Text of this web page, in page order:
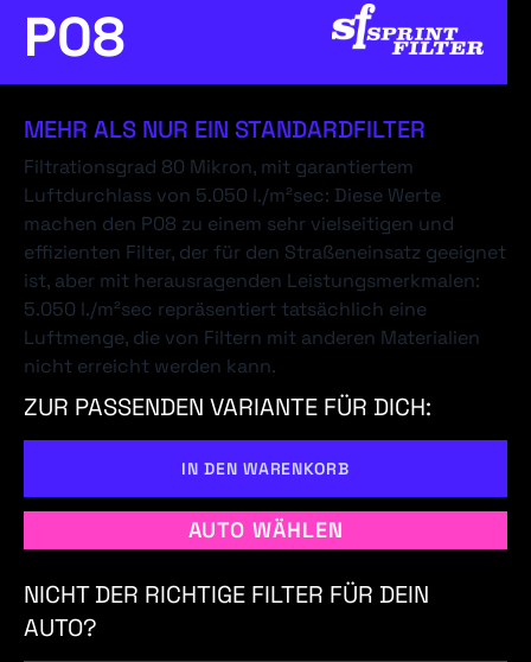
P08
MEHR ALS NUR EIN STANDARDFILTER
Filtrationsgrad 80 Mikron, mit garantiertem
Luftdurchlass von 5.050 l./m²sec: Diese Werte
machen den P08 zu einem sehr vielseitigen und
effizienten Filter, der für den Straßeneinsatz geeignet
ist, aber mit herausragenden Leistungsmerkmalen:
5.050 l./m²sec repräsentiert tatsächlich eine
Luftmenge, die von Filtern mit anderen Materialien
nicht erreicht werden kann.
ZUR PASSENDEN VARIANTE FÜR DICH:
IN DEN WARENKORB
AUTO WÄHLEN
NICHT DER RICHTIGE FILTER FÜR DEIN
AUTO?